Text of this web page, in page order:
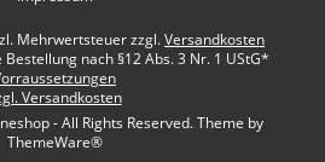
Mehrwertsteuer zzgl.Versandkosten
nach §12 Abs. 3 Nr. 1 UStG*
Versandkosten
- All Rights Reserved. Theme by
ThemeWare®